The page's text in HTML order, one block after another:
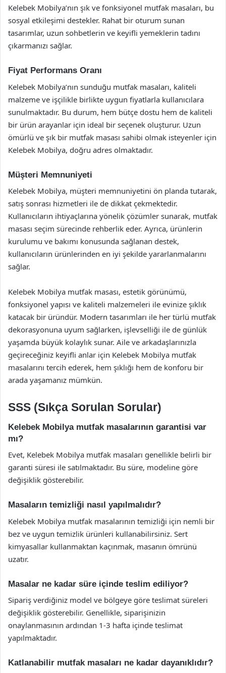
Kelebek Mobilya’nın şık ve fonksiyonel mutfak masaları, bu
sosyal etkileşimi destekler. Rahat bir oturum sunan
tasarımlar, uzun sohbetlerin ve keyifli yemeklerin tadını
çıkarmanızı sağlar.
Fiyat Performans Oranı
Kelebek Mobilya’nın sunduğu mutfak masaları, kaliteli
malzeme ve işçilikle birlikte uygun fiyatlarla kullanıcılara
sunulmaktadır. Bu durum, hem bütçe dostu hem de kaliteli
bir ürün arayanlar için ideal bir seçenek oluşturur. Uzun
ömürlü ve şık bir mutfak masası sahibi olmak isteyenler için
Kelebek Mobilya, doğru adres olmaktadır.
Müşteri Memnuniyeti
Kelebek Mobilya, müşteri memnuniyetini ön planda tutarak,
satış sonrası hizmetleri ile de dikkat çekmektedir.
Kullanıcıların ihtiyaçlarına yönelik çözümler sunarak, mutfak
masası seçim sürecinde rehberlik eder. Ayrıca, ürünlerin
kurulumu ve bakımı konusunda sağlanan destek,
kullanıcıların ürünlerinden en iyi şekilde yararlanmalarını
sağlar.
Kelebek Mobilya mutfak masası, estetik görünümü,
fonksiyonel yapısı ve kaliteli malzemeleri ile evinize şıklık
katacak bir üründür. Modern tasarımları ile her türlü mutfak
dekorasyonuna uyum sağlarken, işlevselliği ile de günlük
yaşamda büyük kolaylık sunar. Aile ve arkadaşlarınızla
geçireceğiniz keyifli anlar için Kelebek Mobilya mutfak
masalarını tercih ederek, hem şıklığı hem de konforu bir
arada yaşamanız mümkün.
SSS (Sıkça Sorulan Sorular)
Kelebek Mobilya mutfak masalarının garantisi var
mı?
Evet, Kelebek Mobilya mutfak masaları genellikle belirli bir
garanti süresi ile satılmaktadır. Bu süre, modeline göre
değişiklik gösterebilir.
Masaların temizliği nasıl yapılmalıdır?
Kelebek Mobilya mutfak masalarının temizliği için nemli bir
bez ve uygun temizlik ürünleri kullanabilirsiniz. Sert
kimyasallar kullanmaktan kaçınmak, masanın ömrünü
uzatır.
Masalar ne kadar süre içinde teslim ediliyor?
Sipariş verdiğiniz model ve bölgeye göre teslimat süreleri
değişiklik gösterebilir. Genellikle, siparişinizin
onaylanmasının ardından 1-3 hafta içinde teslimat
yapılmaktadır.
Katlanabilir mutfak masaları ne kadar dayanıklıdır?